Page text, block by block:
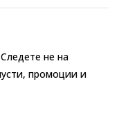
не на
промоции и